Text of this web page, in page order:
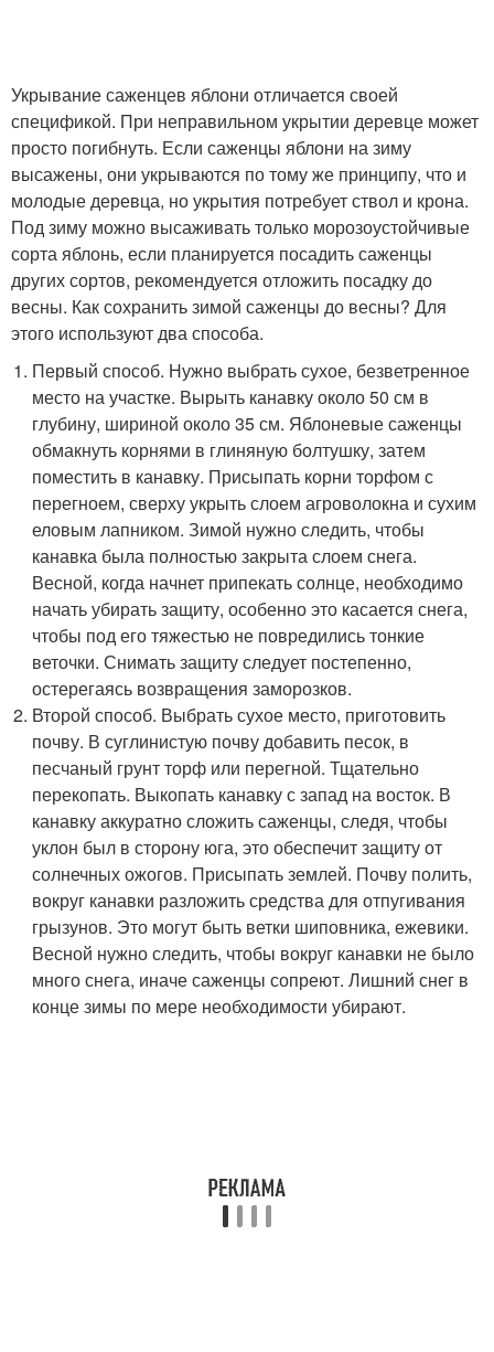
Укрывание саженцев яблони отличается своей
спецификой. При неправильном укрытии деревце может
просто погибнуть. Если саженцы яблони на зиму
высажены, они укрываются по тому же принципу, что и
молодые деревца, но укрытия потребует ствол и крона.
Под зиму можно высаживать только морозоустойчивые
сорта яблонь, если планируется посадить саженцы
других сортов, рекомендуется отложить посадку до
весны. Как сохранить зимой саженцы до весны? Для
этого используют два способа.
Первый способ. Нужно выбрать сухое, безветренное
место на участке. Вырыть канавку около 50 см в
глубину, шириной около 35 см. Яблоневые саженцы
обмакнуть корнями в глиняную болтушку, затем
поместить в канавку. Присыпать корни торфом с
перегноем, сверху укрыть слоем агроволокна и сухим
еловым лапником. Зимой нужно следить, чтобы
канавка была полностью закрыта слоем снега.
Весной, когда начнет припекать солнце, необходимо
начать убирать защиту, особенно это касается снега,
чтобы под его тяжестью не повредились тонкие
веточки. Снимать защиту следует постепенно,
остерегаясь возвращения заморозков.
Второй способ. Выбрать сухое место, приготовить
почву. В суглинистую почву добавить песок, в
песчаный грунт торф или перегной. Тщательно
перекопать. Выкопать канавку с запад на восток. В
канавку аккуратно сложить саженцы, следя, чтобы
уклон был в сторону юга, это обеспечит защиту от
солнечных ожогов. Присыпать землей. Почву полить,
вокруг канавки разложить средства для отпугивания
грызунов. Это могут быть ветки шиповника, ежевики.
Весной нужно следить, чтобы вокруг канавки не было
много снега, иначе саженцы сопреют. Лишний снег в
конце зимы по мере необходимости убирают.